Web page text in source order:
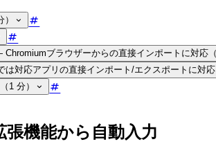
ブラウザーからの直接インポートに対応（
は対応アプリの直接インポート/エクスポートに対応
1 分）
張機能から自動入力